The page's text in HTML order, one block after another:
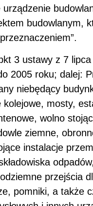
budowlanym,
3 ustawy z 7
2005 roku; dalej:
niebędący
kolejowe, mosty,
wolno
ziemne,
instalacje
przejścia
pomniki, a także